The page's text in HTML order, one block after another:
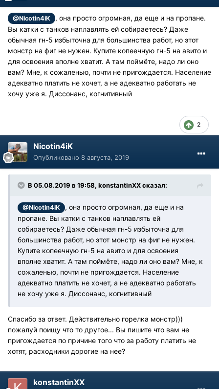
@Nicotin4iK
, она просто огромная, да еще и на пропане.
Вы катки с танков наплавлять ей собираетесь? Даже
обычная гн-5 избыточна для большинства работ, но этот
монстр на фиг не нужен. Купите копеечную гн-5 на авито и
для освоения вполне хватит. А там поймёте, надо ли оно
вам? Мне, к сожаленью, почти не пригождается. Население
адекватно платить не хочет, а не адекватно работать не
хочу уже я. Диссонанс, когнитивный
2
Nicotin4iK
Опубликовано 8 августа, 2019
В 05.08.2019 в 19:58, konstantinXX сказал:
@Nicotin4iK
, она просто огромная, да еще и на
пропане. Вы катки с танков наплавлять ей
собираетесь? Даже обычная гн-5 избыточна для
большинства работ, но этот монстр на фиг не нужен.
Купите копеечную гн-5 на авито и для освоения
вполне хватит. А там поймёте, надо ли оно вам? Мне, к
сожаленью, почти не пригождается. Население
адекватно платить не хочет, а не адекватно работать
не хочу уже я. Диссонанс, когнитивный
Спасибо за ответ. Действительно горелка монстр)))
пожалуй поищу что то другое... Вы пишите что вам не
пригождается по причине того что за работу платить не
хотят, расходники дорогие на нее?
konstantinXX